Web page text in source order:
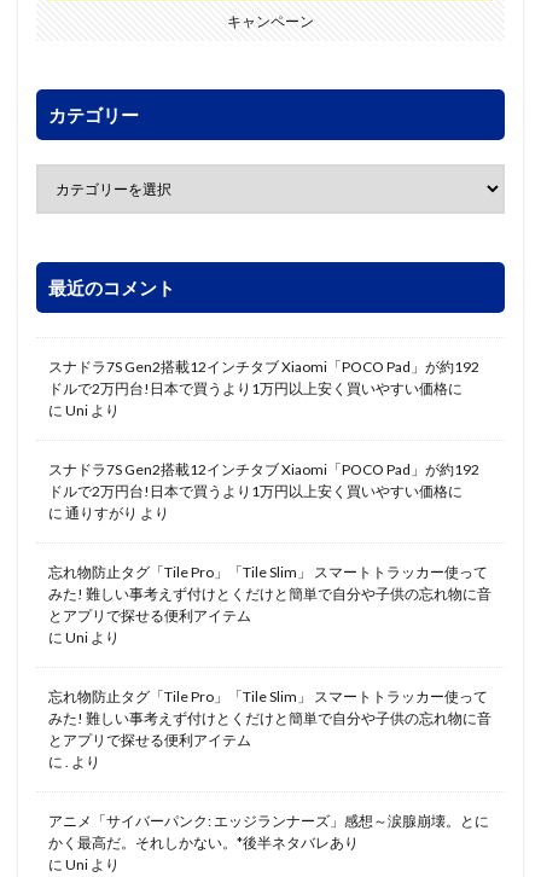
キャンペーン
カテゴリー
最近のコメント
スナドラ7S Gen2搭載12インチタブ Xiaomi「POCO Pad」が約192
ドルで2万円台!日本で買うより1万円以上安く買いやすい価格に
に Uni より
スナドラ7S Gen2搭載12インチタブ Xiaomi「POCO Pad」が約192
ドルで2万円台!日本で買うより1万円以上安く買いやすい価格に
に 通りすがり より
忘れ物防止タグ「Tile Pro」「Tile Slim」 スマートトラッカー使って
みた! 難しい事考えず付けとくだけと簡単で自分や子供の忘れ物に音
とアプリで探せる便利アイテム
に Uni より
忘れ物防止タグ「Tile Pro」「Tile Slim」 スマートトラッカー使って
みた! 難しい事考えず付けとくだけと簡単で自分や子供の忘れ物に音
とアプリで探せる便利アイテム
に
より
アニメ「サイバーパンク: エッジランナーズ」感想～涙腺崩壊。とに
かく最高だ。それしかない。*後半ネタバレあり
に Uni より